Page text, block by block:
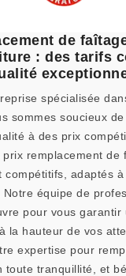
de
: des tarifs
spécialisée
sommes soucieux
à des prix
remplacement de
compétitifs, adaptés
équipe de
pour vous garantir
la hauteur de vos
expertise pour
toute tranquillité, et